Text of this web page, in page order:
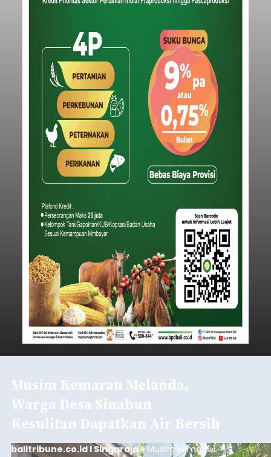
Musim Kemarau Melanda,
Warga Desa Sinabun
Kesulitan Dapatkan Air Bersih
balitribune.co.id I Singaraja -Musim kemarau